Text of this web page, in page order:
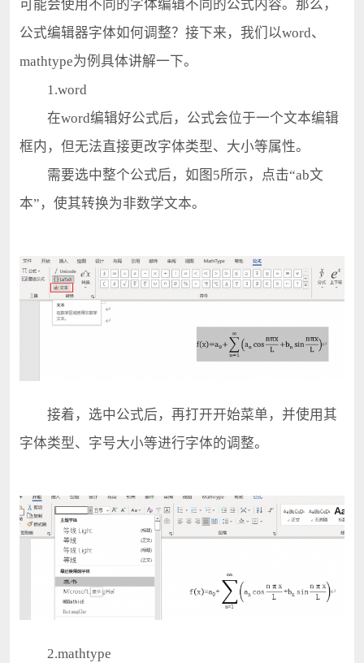
可能会使用不同的字体编辑不同的公式内容。那么，
公式编辑器字体如何调整？接下来，我们以word、
mathtype为例具体讲解一下。
1.word
在word编辑好公式后，公式会位于一个文本编辑
框内，但无法直接更改字体类型、大小等属性。
需要选中整个公式后，如图5所示，点击“ab文
本”，使其转换为非数学文本。
接着，选中公式后，再打开开始菜单，并使用其
字体类型、字号大小等进行字体的调整。
2.mathtype